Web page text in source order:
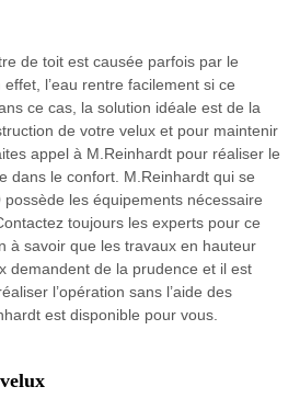
de toit est causée parfois par le
l’eau rentre facilement si ce
ce cas, la solution idéale est de la
de votre velux et pour maintenir
appel à M.Reinhardt pour réaliser le
dans le confort. M.Reinhardt qui se
les équipements nécessaire
toujours les experts pour ce
à savoir que les travaux en hauteur
demandent de la prudence et il est
l’opération sans l’aide des
est disponible pour vous.